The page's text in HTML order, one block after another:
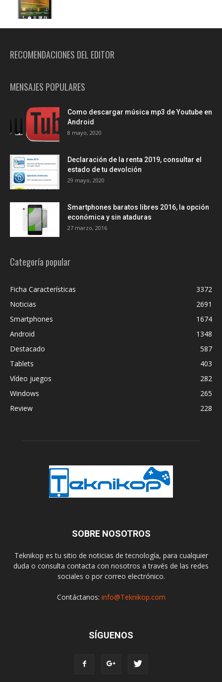
RECOMENDACIONES DEL EDITOR
MENSAJES POPULARES
Como descargar música mp3 de Youtube en
Android
8 mayo, 2020
Declaración de la renta 2019, consultar el
estado de tu devolción
29 mayo, 2020
Smartphones baratos libres 2016, la opción
económica y sin ataduras
27 marzo, 2016
Categoría popular
Ficha Características
3372
Noticias
2691
Smartphones
1674
Android
1348
Destacado
587
Tablets
403
Vídeo juegos
282
Windows
265
Review
228
SOBRE NOSOTROS
Teknikop es tu sitio de noticias de tecnología, para cualquier
duda o consulta contacta con nosotros a través de las redes
sociales o por correo electrónico.
Contáctanos: info@Teknikop.com
SÍGUENOS